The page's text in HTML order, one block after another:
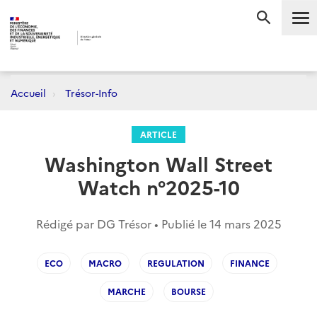
Accueil Trésor-Info
ARTICLE
Washington Wall Street
Watch n°2025-10
Rédigé par DG Trésor • Publié le14 mars 2025
ECO MACRO REGULATION FINANCE
MARCHE BOURSE